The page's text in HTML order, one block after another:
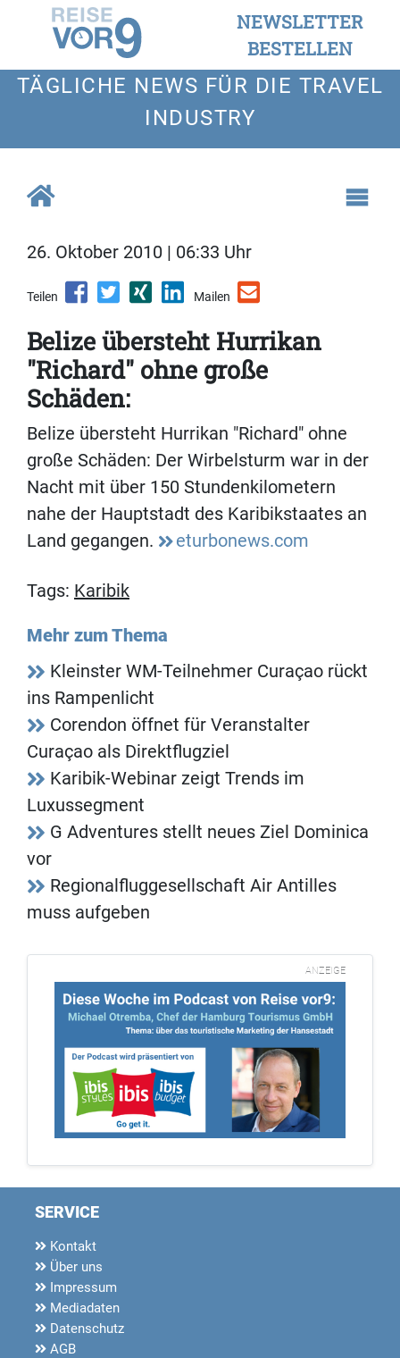
NEWSLETTER
BESTELLEN
TÄGLICHE NEWS FÜR DIE TRAVEL
INDUSTRY
26. Oktober 2010 | 06:33 Uhr
Teilen Mailen
Belize übersteht Hurrikan
"Richard" ohne große
Schäden:
Belize übersteht Hurrikan "Richard" ohne
große Schäden: Der Wirbelsturm war in der
Nacht mit über 150 Stundenkilometern
nahe der Hauptstadt des Karibikstaates an
Land gegangen.
eturbonews.com
Tags: Karibik
Mehr zum Thema
Kleinster WM-Teilnehmer Curaçao rückt
ins Rampenlicht
Corendon öffnet für Veranstalter
Curaçao als Direktflugziel
Karibik-Webinar zeigt Trends im
Luxussegment
G Adventures stellt neues Ziel Dominica
vor
Regionalfluggesellschaft Air Antilles
muss aufgeben
ANZEIGE
SERVICE
Kontakt
Über uns
Impressum
Mediadaten
Datenschutz
AGB